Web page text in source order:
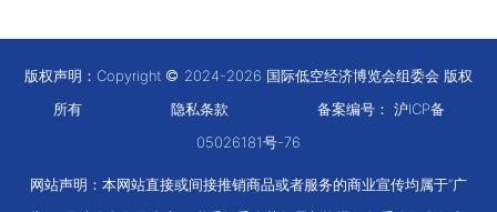
版权声明：Copyright
2024-2026 国际低空经济博览会组委会 版权
所有
隐私条款 备案编号： 沪ICP备
05026181号-76
网站声明：本网站直接或间接推销商品或者服务的商业宣传均属于“广